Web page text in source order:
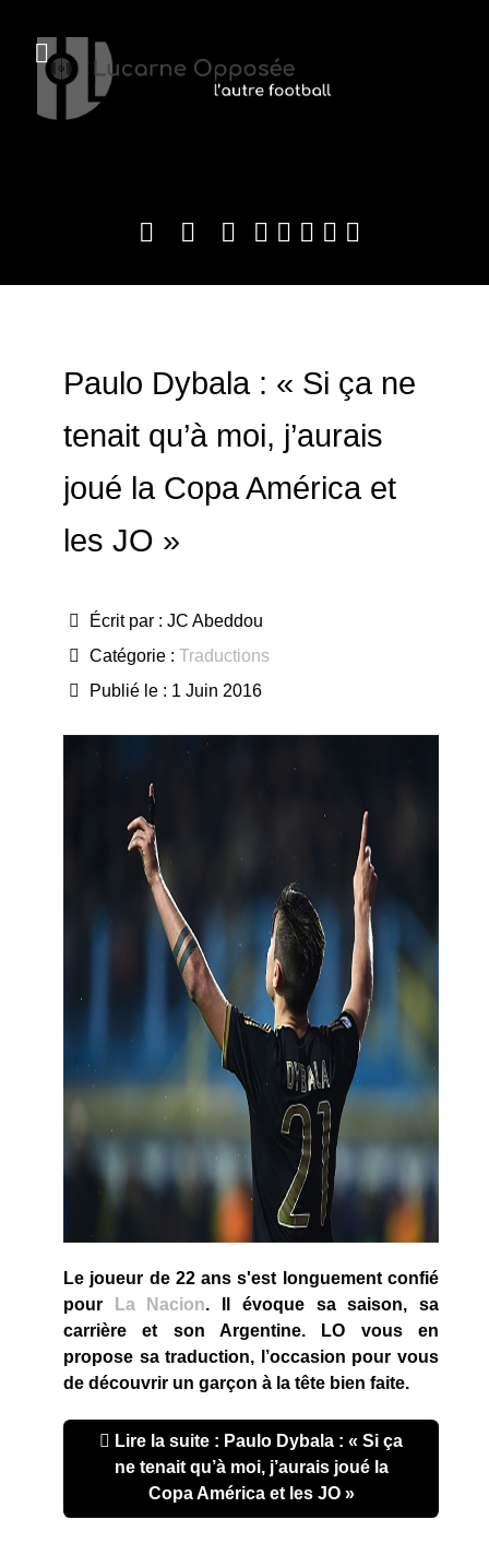
Paulo Dybala : « Si ça ne
tenait qu’à moi, j’aurais
joué la Copa América et
les JO »
Écrit par : JC Abeddou
Catégorie : Traductions
Publié le : 1 Juin 2016
Le joueur de 22 ans s'est longuement confié
pour
La Nacion. Il évoque sa saison, sa
carrière et son Argentine. LO vous en
propose sa traduction, l’occasion pour vous
de découvrir un garçon à la tête bien faite.
Lire la suite : Paulo Dybala : « Si ça
ne tenait qu’à moi, j’aurais joué la
Copa América et les JO »